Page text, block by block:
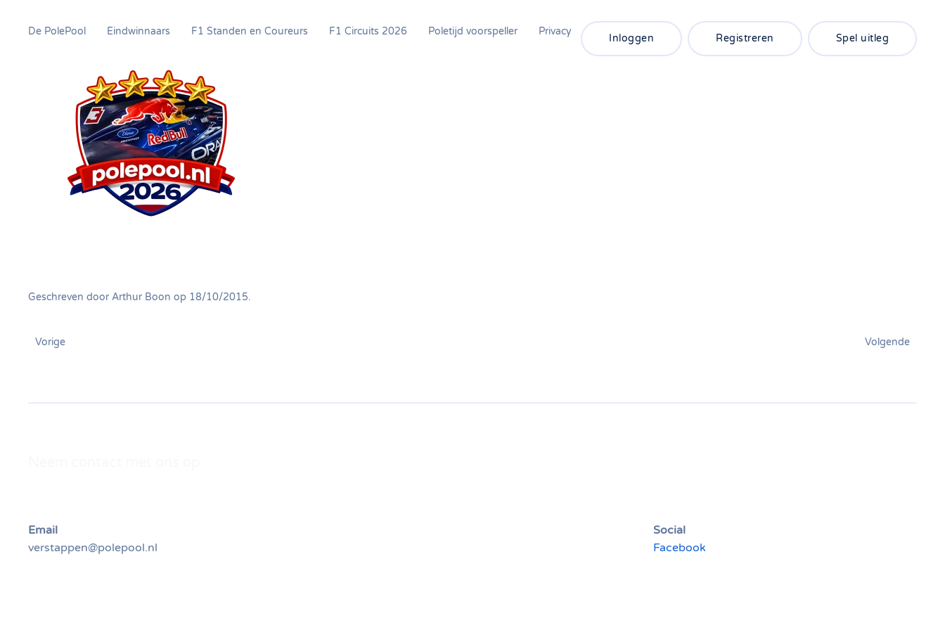
De PolePool Eindwinnaars F1 Standen en Coureurs F1 Circuits 2026 Poletijd voorspeller Privacy
Inloggen Registreren Spel uitleg
Geschreven door Arthur Boon op 18/10/2015.
Vorige Volgende
Email
verstappen@polepool.nl
Social
Facebook